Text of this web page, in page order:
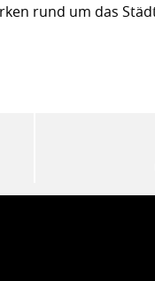
rund um das